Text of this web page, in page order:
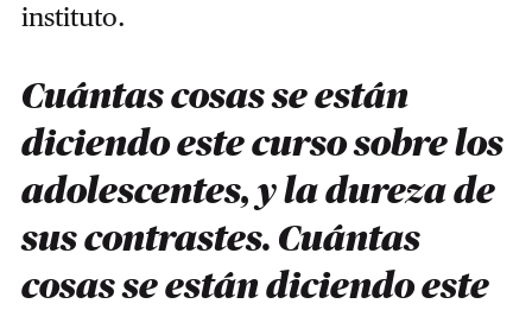
instituto.
Cuántas cosas se están
diciendo este curso sobre los
adolescentes, y la dureza de
sus contrastes. Cuántas
cosas se están diciendo este